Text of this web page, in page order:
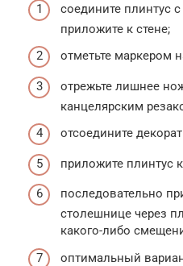
соедините плинтус
приложите к стене;
отметьте маркером
отрежьте лишнее
канцелярским
отсоедините
приложите плинтус
последовательно
столешнице через
какого-либо
оптимальный